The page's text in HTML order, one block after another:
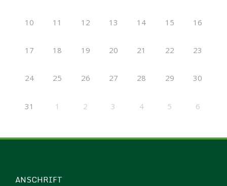
10 11 12 13 14 15 16
17 18 19 20 21 22 23
24 25 26 27 28 29 30
31 1 2 3 4 5 6
ANSCHRIFT